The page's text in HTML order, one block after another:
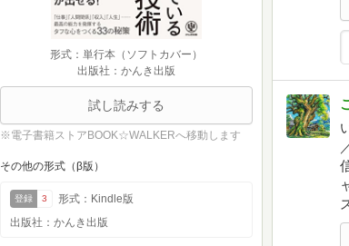
形式：単行本（ソフトカバー）
出版社：かんき出版
試し読みする
※電子書籍ストアBOOK☆WALKERへ移動します
その他の形式（β版）
登録 3
形式：Kindle版
出版社：かんき出版